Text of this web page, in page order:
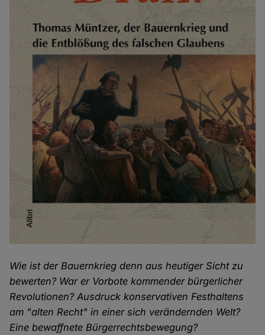
Wie ist der Bauernkrieg denn aus heutiger Sicht zu
bewerten? War er Vorbote kommender bürgerlicher
Revolutionen? Ausdruck konservativen Festhaltens
am "alten Recht" in einer sich verändernden Welt?
Eine bewaffnete Bürgerrechtsbewegung?